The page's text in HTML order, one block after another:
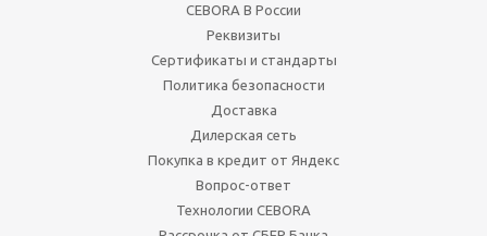
CEBORA В России
Реквизиты
Сертификаты и стандарты
Политика безопасности
Доставка
Дилерская сеть
Покупка в кредит от Яндекс
Вопрос-ответ
Технологии CEBORA